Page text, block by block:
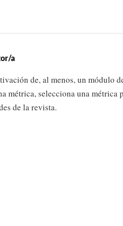
a
de, al menos, un módulo
métrica, selecciona una
de la revista.